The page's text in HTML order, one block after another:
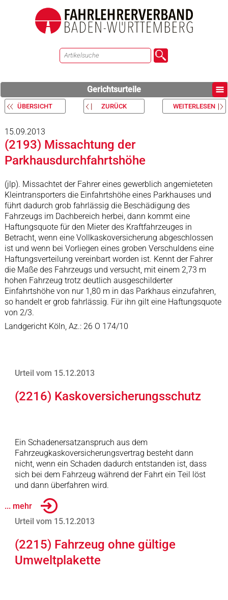
Gerichtsurteile
ÜBERSICHT ZURÜCK WEITERLESEN
15.09.2013
(2193) Missachtung der
Parkhausdurchfahrtshöhe
(jlp). Missachtet der Fahrer eines gewerblich angemieteten
Kleintransporters die Einfahrtshöhe eines Parkhauses und
führt dadurch grob fahrlässig die Beschädigung des
Fahrzeugs im Dachbereich herbei, dann kommt eine
Haftungsquote für den Mieter des Kraftfahrzeuges in
Betracht, wenn eine Vollkaskoversicherung abgeschlossen
ist und wenn bei Vorliegen eines groben Verschuldens eine
Haftungsverteilung vereinbart worden ist. Kennt der Fahrer
die Maße des Fahrzeugs und versucht, mit einem 2,73 m
hohen Fahrzeug trotz deutlich ausgeschilderter
Einfahrtshöhe von nur 1,80 m in das Parkhaus einzufahren,
so handelt er grob fahrlässig. Für ihn gilt eine Haftungsquote
von 2/3.
Landgericht Köln, Az.: 26 O 174/10
Urteil vom 15.12.2013
(2216) Kaskoversicherungsschutz
Ein Schadenersatzanspruch aus dem
Fahrzeugkaskoversicherungsvertrag besteht dann
nicht, wenn ein Schaden dadurch entstanden ist, dass
sich bei dem Fahrzeug während der Fahrt ein Teil löst
und dann überfahren wird.
... mehr
Urteil vom 15.12.2013
(2215) Fahrzeug ohne gültige
Umweltplakette